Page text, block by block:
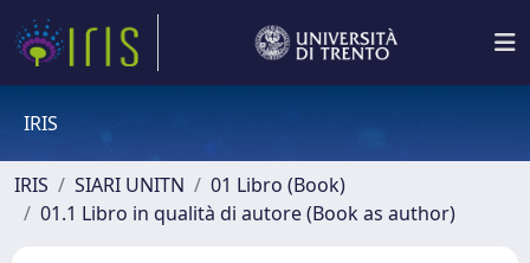
IRIS
IRIS SIARI UNITN
01 Libro (Book)
01.1 Libro in qualità di autore (Book as author)